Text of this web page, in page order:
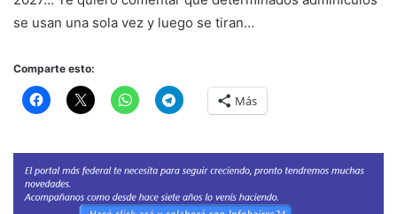
se usan una sola vez y luego se tiran…
Comparte esto:
Más